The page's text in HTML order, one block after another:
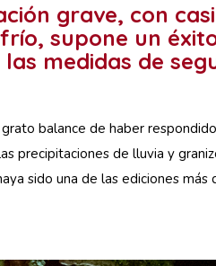
grave, con
supone un
medidas de
balance de haber
precipitaciones de lluvia y
sido una de las ediciones más